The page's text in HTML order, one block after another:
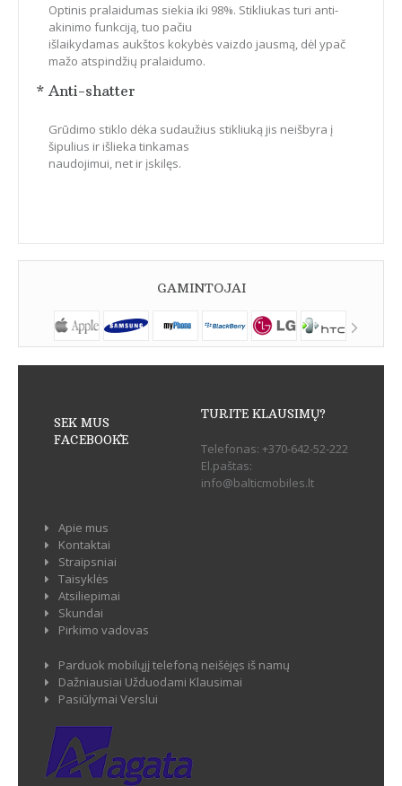
Optinis pralaidumas siekia iki 98%. Stikliukas turi anti-
akinimo funkciją, tuo pačiu
išlaikydamas aukštos kokybės vaizdo jausmą, dėl ypač
mažo atspindžių pralaidumo.
* Anti-shatter
Grūdimo stiklo dėka sudaužius stikliuką jis neišbyra į
šipulius ir išlieka tinkamas
naudojimui, net ir įskilęs.
GAMINTOJAI
SEK MUS
FACEBOOK`E
TURITE KLAUSIMŲ?
Telefonas: +370-642-52-222
El.paštas:
info@balticmobiles.lt
Apie mus
Kontaktai
Straipsniai
Taisyklės
Atsiliepimai
Skundai
Pirkimo vadovas
Parduok mobilųjį telefoną neišėjęs iš namų
Dažniausiai Užduodami Klausimai
Pasiūlymai Verslui